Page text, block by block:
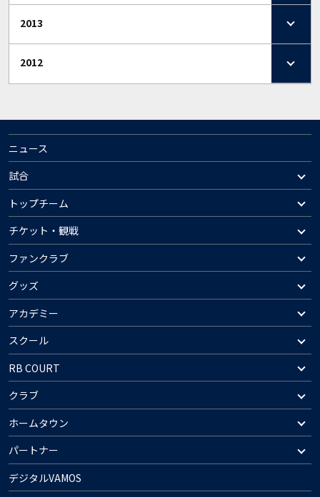
2013
2012
ニュース
試合
トップチーム
チケット・観戦
ファンクラブ
グッズ
アカデミー
スクール
RB COURT
クラブ
ホームタウン
パートナー
デジタルVAMOS